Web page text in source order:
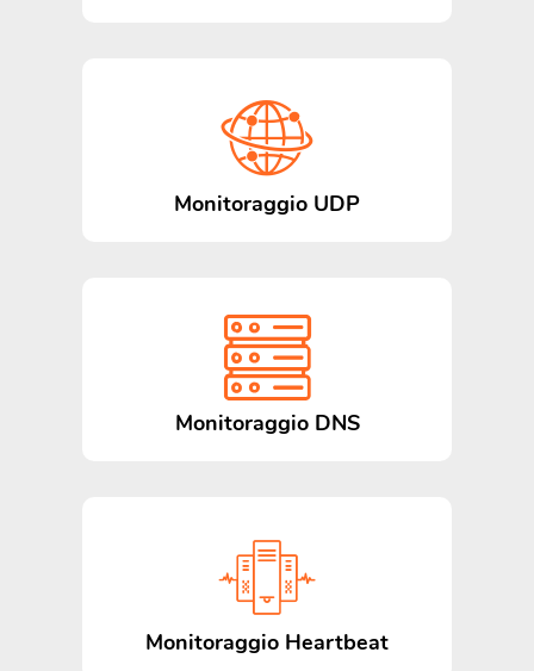
Monitoraggio UDP
Monitoraggio DNS
Monitoraggio Heartbeat